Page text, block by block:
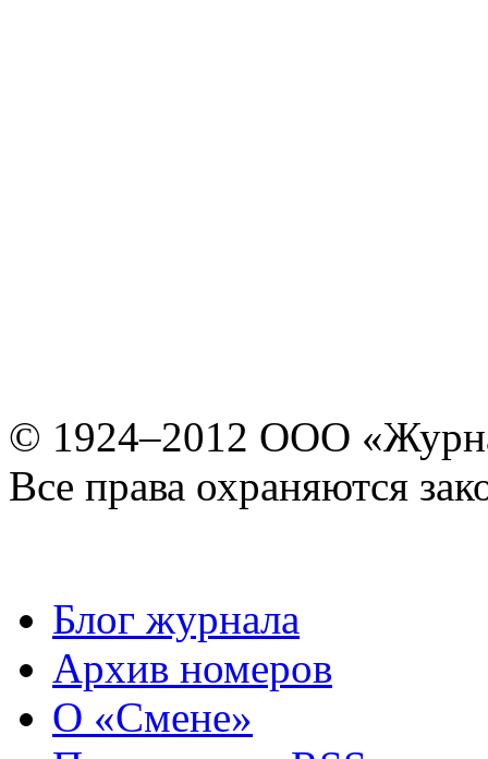
© 1924–2012 ООО
Все права охраняются
Блог журнала
Архив номеров
О «Смене»